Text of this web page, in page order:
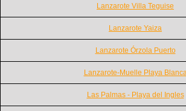
Lanzarote Villa Teguise
Lanzarote Yaiza
Lanzarote Órzola Puerto
Lanzarote-Muelle Playa
Las Palmas - Playa del Ingles